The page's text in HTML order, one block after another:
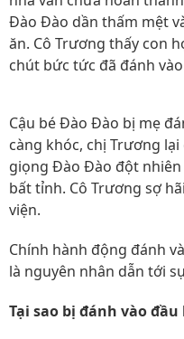
Đào Đào dần thấm mệt
ăn. Cô Trương thấy con
chút bức tức đã đánh
Cậu bé Đào Đào bị mẹ
càng khóc, chị Trương
giọng Đào Đào đột
bất tỉnh. Cô Trương sợ
viện.
Chính hành động đánh
là nguyên nhân dẫn tới
Tại sao bị đánh vào